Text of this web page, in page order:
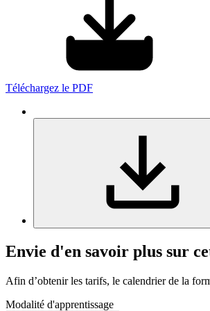
Téléchargez le PDF
Envie d'en savoir plus sur
Afin d’obtenir les tarifs, le calendrier de la
Modalité d'apprentissage